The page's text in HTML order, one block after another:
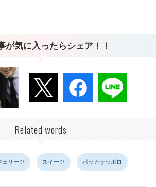
が気に入ったらシェア！！
Related words
ェリーツ スイーツ ポッカサッポロ